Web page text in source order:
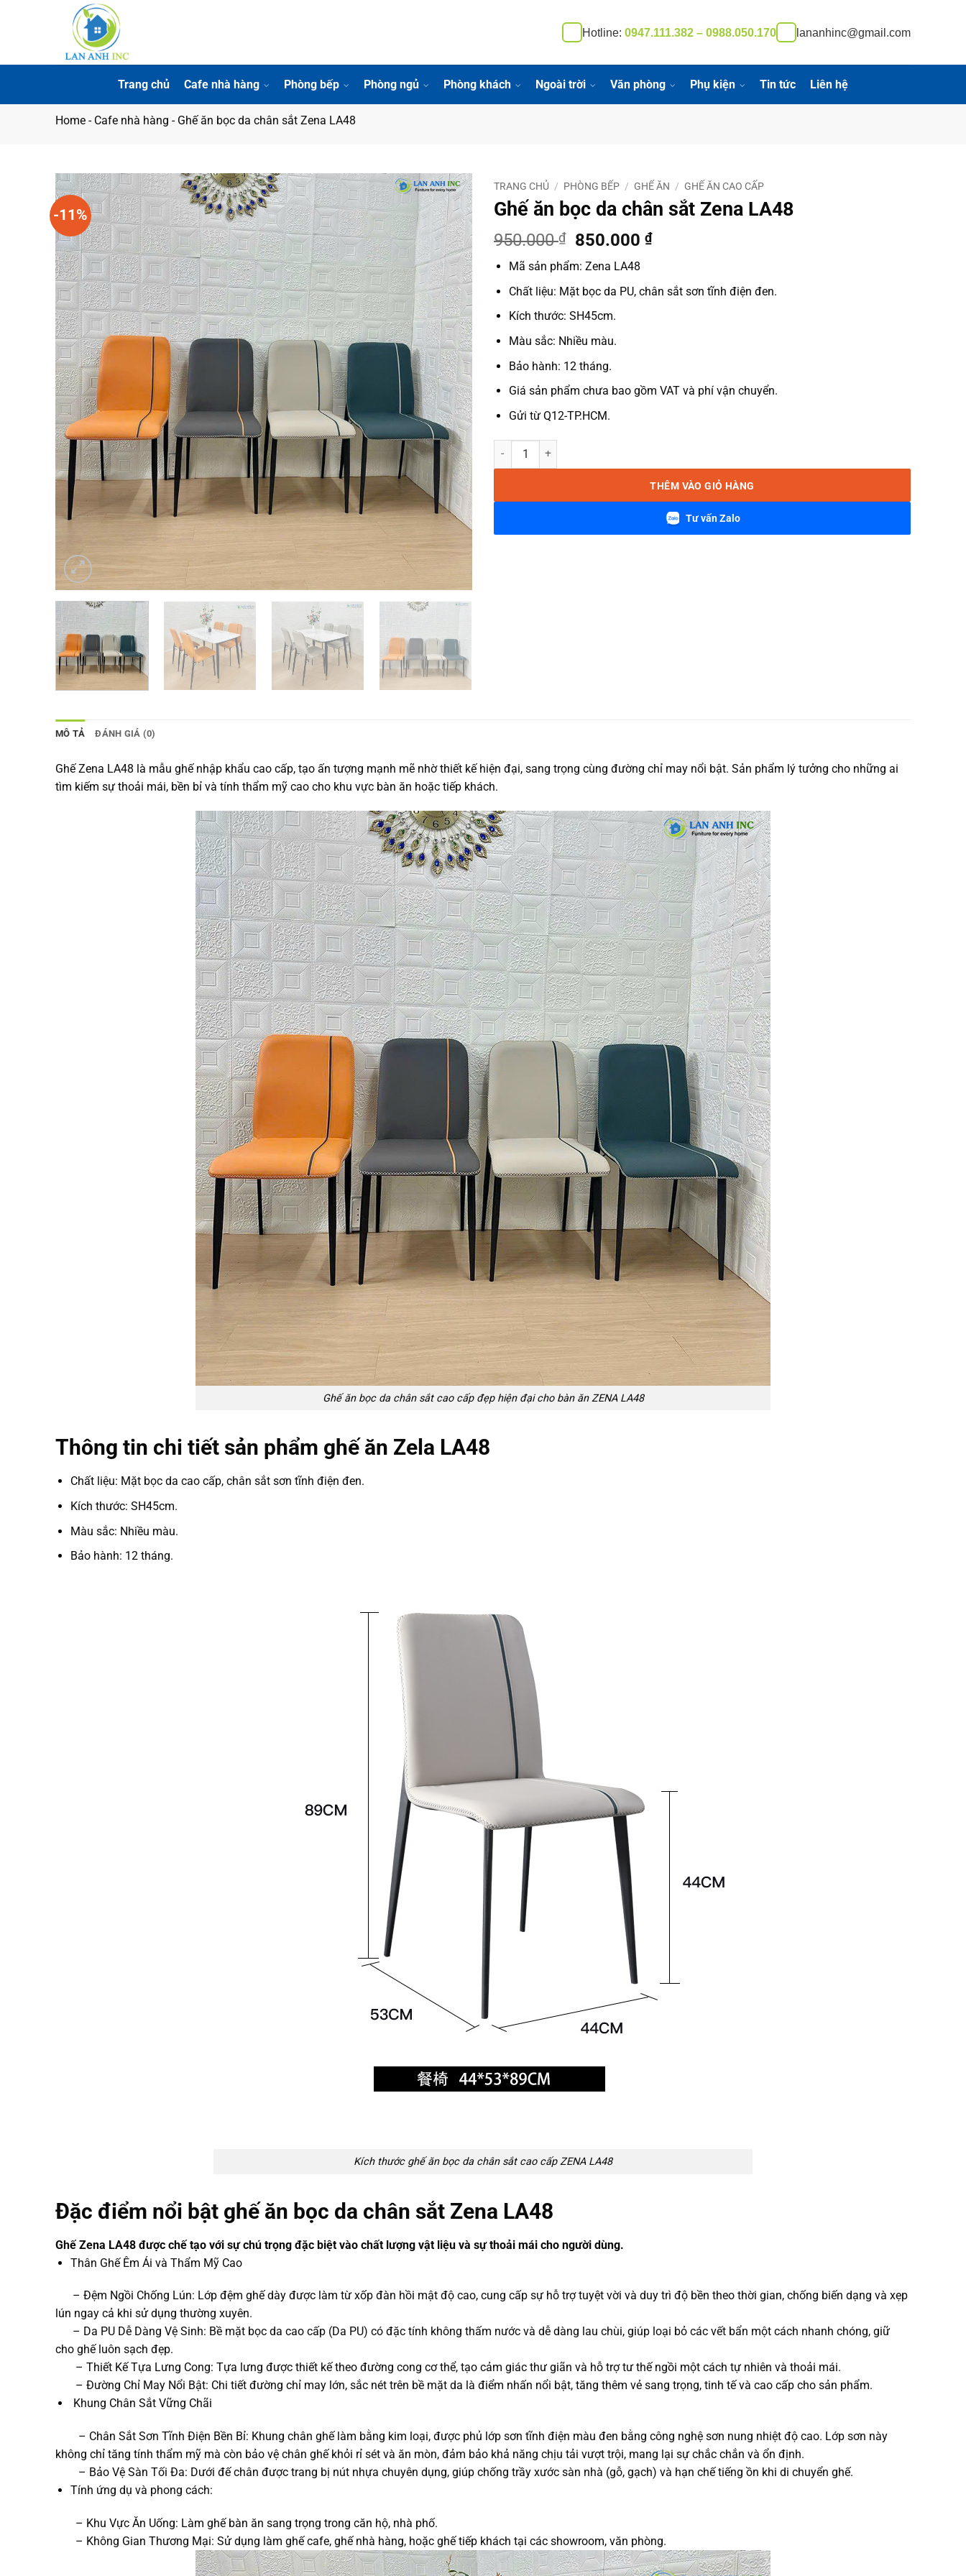
dung
Hotline: 0947.111.382 – 0988.050.170 lananhinc@gmail.com
Trang chủ Cafe nhà hàng Phòng bếp Phòng ngủ Phòng khách Ngoài trời Văn phòng Phụ kiện Tin tức Liên hệ
Home - Cafe nhà hàng - Ghế ăn bọc da chân sắt Zena LA48
-11%
TRANG CHỦ / PHÒNG BẾP / GHẾ ĂN / GHẾ ĂN CAO CẤP
Ghế ăn bọc da chân sắt Zena LA48
950.000₫
Giá
gốc
là:
950.000 ₫.
850.000₫Giá
là:
Mã sản phẩm: Zena LA48
Chất liệu: Mặt bọc da PU, chân sắt sơn tĩnh điện đen.
Kích thước: SH45cm.
Màu sắc: Nhiều màu.
Bảo hành: 12 tháng.
Giá sản phẩm chưa bao gồm VAT và phí vận chuyển.
Gửi từ Q12-TP.HCM.
Ghế ăn bọc da chân sắt Zena LA48 số lượng
THÊM VÀO GIỎ HÀNG
Tư vấn Zalo
MÔ TẢ ĐÁNH GIÁ (0)
Ghế Zena LA48 là mẫu ghế nhập khẩu cao cấp, tạo ấn tượng mạnh mẽ nhờ thiết kế hiện đại, sang trọng cùng đường chỉ may nổi bật. Sản phẩm lý tưởng cho những ai
tìm kiếm sự thoải mái, bền bỉ và tính thẩm mỹ cao cho khu vực bàn ăn hoặc tiếp khách.
Ghế ăn bọc da chân sắt cao cấp đẹp hiện đại cho bàn ăn ZENA LA48
Thông tin chi tiết sản phẩm ghế ăn Zela LA48
Chất liệu: Mặt bọc da cao cấp, chân sắt sơn tĩnh điện đen.
Kích thước: SH45cm.
Màu sắc: Nhiều màu.
Bảo hành: 12 tháng.
Kích thước ghế ăn bọc da chân sắt cao cấp ZENA LA48
Đặc điểm nổi bật ghế ăn bọc da chân sắt Zena LA48
Ghế Zena LA48 được chế tạo với sự chú trọng đặc biệt vào chất lượng vật liệu và sự thoải mái cho người dùng.
Thân Ghế Êm Ái và Thẩm Mỹ Cao
– Đệm Ngồi Chống Lún: Lớp đệm ghế dày được làm từ xốp đàn hồi mật độ cao, cung cấp sự hỗ trợ tuyệt vời và duy trì độ bền theo thời gian, chống biến dạng và xẹp
lún ngay cả khi sử dụng thường xuyên.
– Da PU Dễ Dàng Vệ Sinh: Bề mặt bọc da cao cấp (Da PU) có đặc tính không thấm nước và dễ dàng lau chùi, giúp loại bỏ các vết bẩn một cách nhanh chóng, giữ
cho ghế luôn sạch đẹp.
– Thiết Kế Tựa Lưng Cong: Tựa lưng được thiết kế theo đường cong cơ thể, tạo cảm giác thư giãn và hỗ trợ tư thế ngồi một cách tự nhiên và thoải mái.
– Đường Chỉ May Nổi Bật: Chi tiết đường chỉ may lớn, sắc nét trên bề mặt da là điểm nhấn nổi bật, tăng thêm vẻ sang trọng, tinh tế và cao cấp cho sản phẩm.
Khung Chân Sắt Vững Chãi
– Chân Sắt Sơn Tĩnh Điện Bền Bỉ: Khung chân ghế làm bằng kim loại, được phủ lớp sơn tĩnh điện màu đen bằng công nghệ sơn nung nhiệt độ cao. Lớp sơn này
không chỉ tăng tính thẩm mỹ mà còn bảo vệ chân ghế khỏi rỉ sét và ăn mòn, đảm bảo khả năng chịu tải vượt trội, mang lại sự chắc chắn và ổn định.
– Bảo Vệ Sàn Tối Đa: Dưới đế chân được trang bị nút nhựa chuyên dụng, giúp chống trầy xước sàn nhà (gỗ, gạch) và hạn chế tiếng ồn khi di chuyển ghế.
Tính ứng dụ và phong cách:
– Khu Vực Ăn Uống: Làm ghế bàn ăn sang trọng trong căn hộ, nhà phố.
– Không Gian Thương Mại: Sử dụng làm ghế cafe, ghế nhà hàng, hoặc ghế tiếp khách tại các showroom, văn phòng.